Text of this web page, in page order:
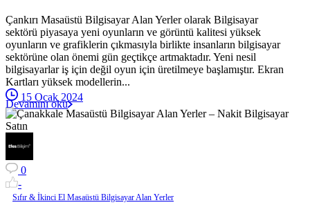
Çankırı Masaüstü Bilgisayar Alan Yerler olarak Bilgisayar
sektörü piyasaya yeni oyunların ve görüntü kalitesi yüksek
oyunların ve grafiklerin çıkmasıyla birlikte insanların bilgisayar
sektörüne olan önemi gün geçtikçe artmaktadır. Yeni nesil
bilgisayarlar iş için değil oyun için üretilmeye başlamıştır. Ekran
Kartları yüksek modellerin...
15 Ocak 2024
Devamını oku
0
-
Sıfır & İkinci El Masaüstü Bilgisayar Alan Yerler